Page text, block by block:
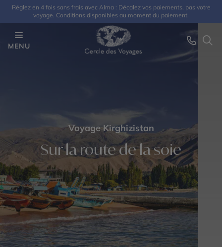
Réglez en 4 fois sans frais avec Alma : Décalez vos paiements, pas votre
voyage. Conditions disponibles au moment du paiement.
MENU
Voyage Kirghizistan
Sur la route de la soie